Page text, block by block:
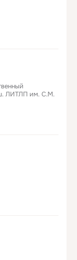
ЛИТЛП им. С.М.